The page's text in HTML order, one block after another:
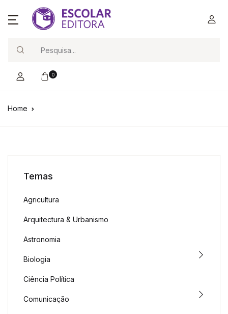
0
Home
Temas
Agricultura
Arquitectura & Urbanismo
Astronomia
Biologia
Ciência Política
Comunicação